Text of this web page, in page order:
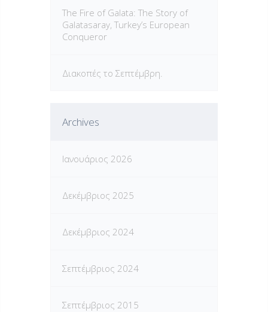
The Fire of Galata: The Story of
Galatasaray, Turkey’s European
Conqueror
Διακοπές το Σεπτέμβρη.
Archives
Ιανουάριος 2026
Δεκέμβριος 2025
Δεκέμβριος 2024
Σεπτέμβριος 2024
Σεπτέμβριος 2015